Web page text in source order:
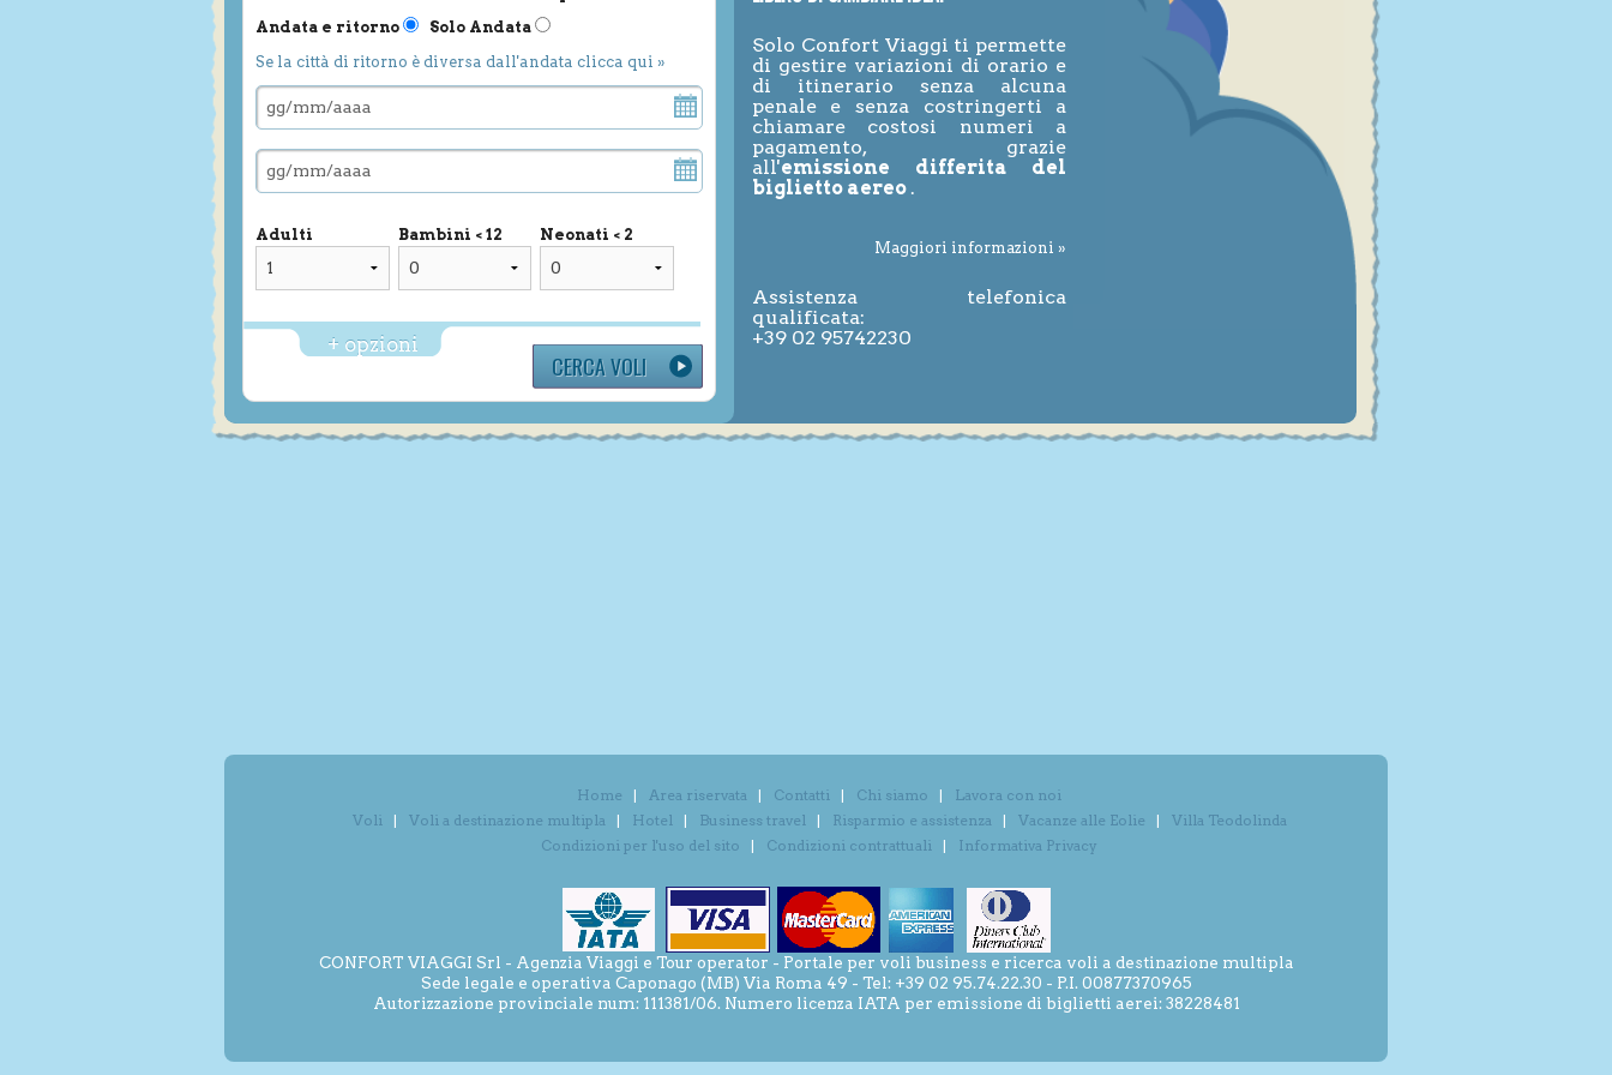
Andata e ritorno
Solo Andata
Se la città di ritorno è diversa dall'andata clicca qui »
Adulti Bambini < 12 Neonati < 2
+ opzioni
Solo Confort Viaggi ti permette
di gestire variazioni di orario e
di itinerario senza alcuna
penale e senza costringerti a
chiamare costosi numeri a
pagamento, grazie
all'emissione differita del
biglietto aereo .
Maggiori informazioni »
Assistenza telefonica
qualificata:
+39 02 95742230
Home Area riservata Contatti Chi siamo
Lavora con noi
Voli
Voli a destinazione multipla Hotel Business travel Risparmio e assistenza Vacanze alle Eolie
Villa Teodolinda
Condizioni per l'uso del sito
Condizioni contrattuali Informativa Privacy
CONFORT VIAGGI Srl - Agenzia Viaggi e Tour operator - Portale per voli business e ricerca voli a destinazione multipla
Sede legale e operativa Caponago (MB) Via Roma 49 - Tel: +39 02 95.74.22.30 - P.I. 00877370965
Autorizzazione provinciale num: 111381/06. Numero licenza IATA per emissione di biglietti aerei: 38228481